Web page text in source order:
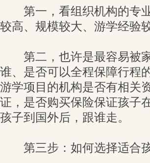
第一，看组织机构的专业
较高、规模较大、游学经验
第二，也许是最容易被家
谁、是否可以全程保障行程
游学项目的机构是否有相关
证，是否购买保险保证孩子
孩子到国外后，跟谁走。
第三步：如何选择适合